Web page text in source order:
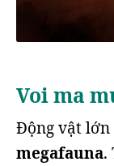
Voi ma
Động vật
megafauna.